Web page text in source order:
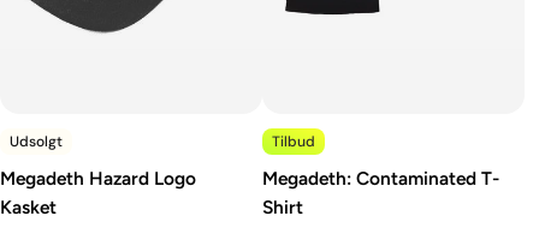
Udsolgt
Megadeth Hazard Logo
Kasket
Tilbud
Megadeth: Contaminated T-
Shirt